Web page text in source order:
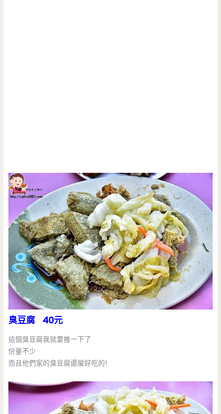
臭豆腐 40元
這個臭豆腐我就要推一下了
份量不少
而且他們家的臭豆腐還蠻好吃的!